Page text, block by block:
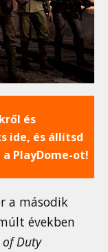
és
ide, és állítsd
PlayDome-ot!
a második
években
of Duty